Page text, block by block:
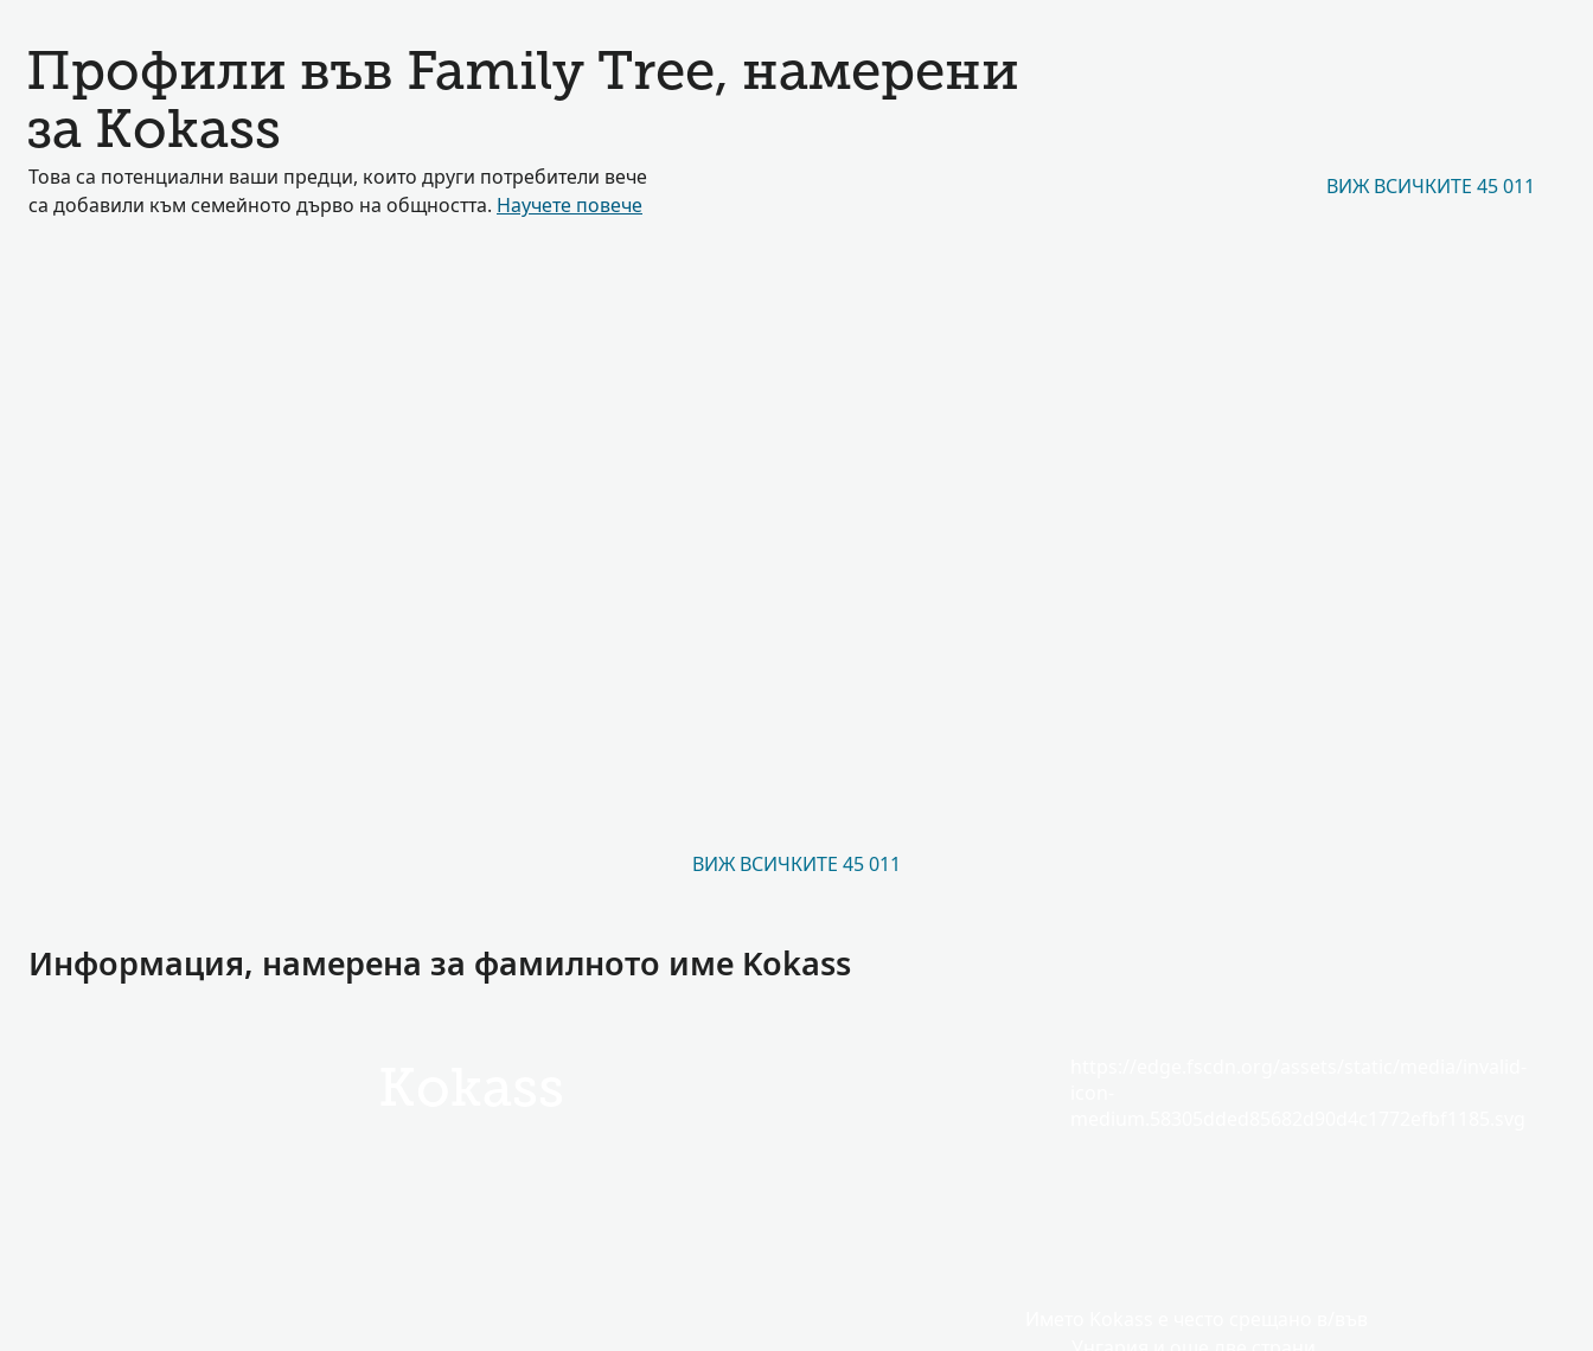
Профили във Family Tree, намерени
за Kokass
Това са потенциални ваши предци, които други потребители вече
са добавили към семейното дърво на общността. Научете повече
ВИЖ ВСИЧКИТЕ 45 011
ВИЖ ВСИЧКИТЕ 45 011
Информация, намерена за фамилното име Kokass